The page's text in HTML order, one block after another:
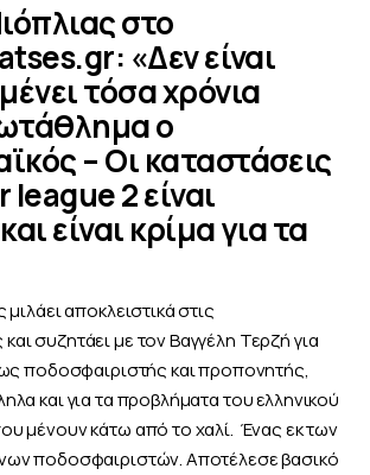
στο
«Δεν είναι
τόσα χρόνια
ο
– Οι καταστάσεις
2 είναι
είναι κρίμα για τα
αποκλειστικά στις
συζητάει με τον Βαγγέλη Τερζή για
ποδοσφαιριστής και προπονητής,
και για τα προβλήματα του ελληνικού
μένουν κάτω από το χαλί. Ένας εκ των
ποδοσφαιριστών. Αποτέλεσε βασικό